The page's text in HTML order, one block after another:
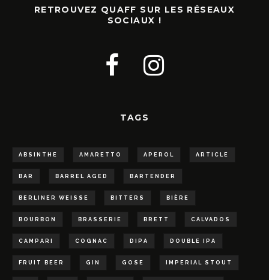
RETROUVEZ QUAFF SUR LES RÉSEAUX
SOCIAUX !
TAGS
ABSINTHE AMARETTO APEROL ARTICLE
BAR BARREL AGED BARTENDER
BERLINER WEISSE BITTERS BIÈRE
BOURBON BRASSERIE BRETT CALVADOS
CAMPARI COGNAC DIPA DOUBLE IPA
FRUIT BEER GIN GOSE IMPERIAL STOUT